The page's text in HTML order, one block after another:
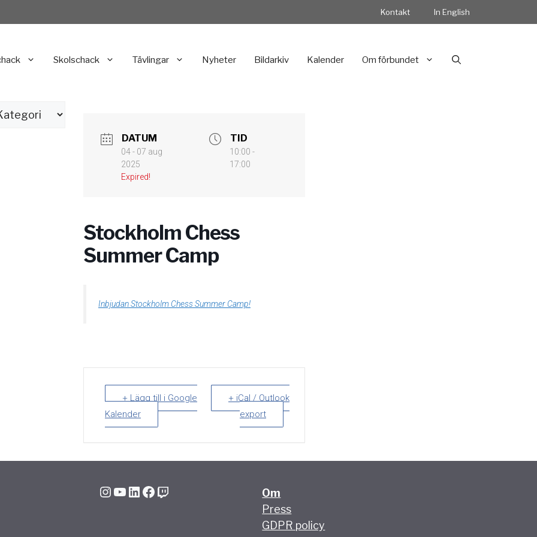
Kontakt In English
Skolschack Tävlingar Nyheter Bildarkiv Kalender Om förbundet
DATUM
04 - 07 aug
2025
Expired!
TID
10:00 -
17:00
Stockholm Chess
Summer Camp
Inbjudan Stockholm Chess Summer Camp!
+ Lägg till i Google
Kalender
+ iCal / Outlook
export
InstagramYouTube LinkedIn Facebook Twitch
Om
Press
GDPR policy